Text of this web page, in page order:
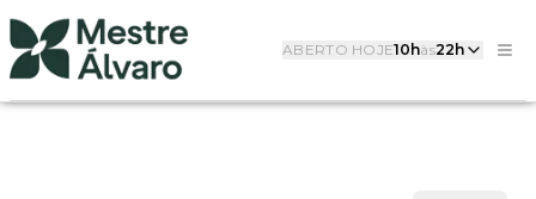
ABERTO HOJE10hàs22h